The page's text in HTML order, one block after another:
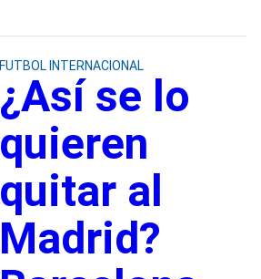
FUTBOL INTERNACIONAL
¿Así se lo
quieren
quitar al
Madrid?